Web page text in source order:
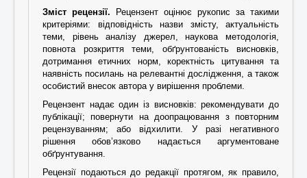
Зміст рецензії. Рецензент оцінює рукопис за такими
критеріями: відповідність назви змісту, актуальність
теми, рівень аналізу джерел, наукова методологія,
повнота розкриття теми, обґрунтованість висновків,
дотримання етичних норм, коректність цитування та
наявність посилань на релевантні дослідження, а також
особистий внесок автора у вирішення проблеми.
Рецензент надає один із висновків: рекомендувати до
публікації; повернути на доопрацювання з повторним
рецензуванням; або відхилити. У разі негативного
рішення обов’язково надається аргументоване
обґрунтування.
Рецензії подаються до редакції протягом, як правило,